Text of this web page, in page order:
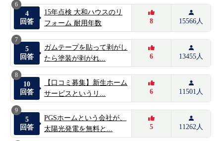
6
4
回答
15年点検 大和ハウスのリ
フォーム 耐用年数
8 15566人
7
5
回答
ガムテープを貼って剥がし
たら塗装が剥がれ...
6 13455人
8
10
回答
【口コミ募集】新生ホーム
サービスというリ...
6 11501人
9
5
回答
PGSホームという会社が、
太陽光発電を無料と...
5 11262人